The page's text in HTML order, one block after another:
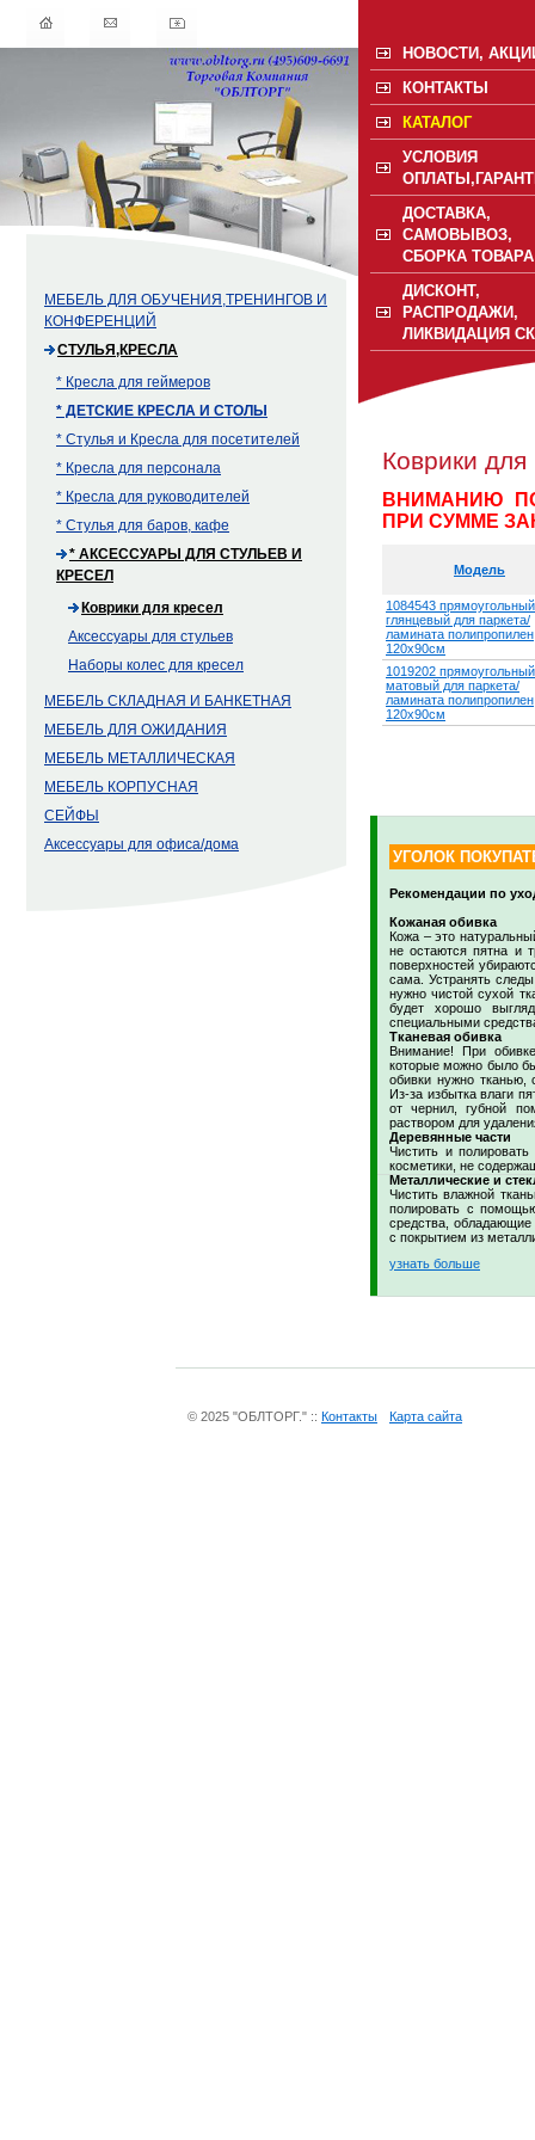
МЕБЕЛЬ ДЛЯ ОБУЧЕНИЯ,ТРЕНИНГОВ И
КОНФЕРЕНЦИЙ
СТУЛЬЯ,КРЕСЛА
* Кресла для геймеров
* ДЕТСКИЕ КРЕСЛА И СТОЛЫ
* Стулья и Кресла для посетителей
* Кресла для персонала
* Кресла для руководителей
* Стулья для баров, кафе
* АКСЕССУАРЫ ДЛЯ СТУЛЬЕВ И
КРЕСЕЛ
Коврики для кресел
Аксессуары для стульев
Наборы колес для кресел
МЕБЕЛЬ СКЛАДНАЯ И БАНКЕТНАЯ
МЕБЕЛЬ ДЛЯ ОЖИДАНИЯ
МЕБЕЛЬ МЕТАЛЛИЧЕСКАЯ
МЕБЕЛЬ КОРПУСНАЯ
СЕЙФЫ
Аксессуары для офиса/дома
НОВОСТИ,
КОНТАКТЫ
КАТАЛОГ
УСЛОВИЯ
ДОСТАВКА,
САМОВЫВОЗ,
СБОРКА ТОВАРА
ДИСКОНТ,
РАСПРОДАЖИ,
ЛИКВИДАЦИЯ
Коврики для
ВНИМАНИЮ
ПРИ СУММЕ
Модель
1084543 прямоугольный
глянцевый для паркета/
ламината полипропилен
120х90см
1019202 прямоугольный
матовый для паркета/
ламината полипропилен
120х90см
УГОЛОК
Рекомендации по
Кожаная обивка
Кожа – это
не остаются пятна и
поверхностей
сама. Устранять
нужно чистой сухой
будет хорошо
специальными
Тканевая обивка
Внимание! При
которые можно было
обивки нужно тканью,
Из-за избытка влаги
от чернил, губной
раствором для
Деревянные части
Чистить и
косметики, не
Металлические и
Чистить влажной
полировать с
средства, обладающие
с покрытием из
узнать больше
© 2025 "ОБЛТОРГ." :: Контакты Карта сайта